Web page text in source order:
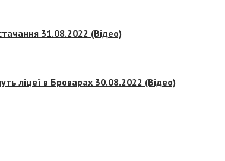
31.08.2022 (Відео)
ліцеї в Броварах 30.08.2022 (Відео)